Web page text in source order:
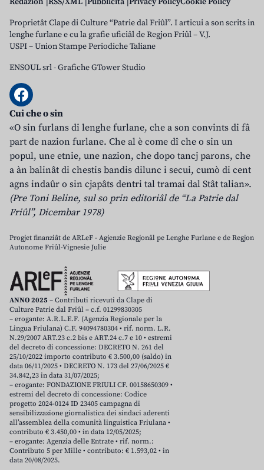
Proprietât Clape di Culture “Patrie dal Friûl”. I articui a son scrits in
lenghe furlane e cu la grafie uficiâl de Regjon Friûl – V.J.
USPI – Union Stampe Periodiche Taliane
ENSOUL srl-Grafiche GTower Studio
Cui che o sin
«O sin furlans di lenghe furlane, che a son convints di fâ
part de nazion furlane. Che al è come dî che o sin un
popul, une etnie, une nazion, che dopo tancj parons, che
a àn balinât di chestis bandis dilunc i secui, cumò di cent
agns indaûr o sin cjapâts dentri tal tramai dal Stât talian».
(Pre Toni Beline, sul so prin editoriâl de “La Patrie dal
Friûl”, Dicembar 1978)
Progjet finanziât de ARLeF - Agjenzie Regjonâl pe Lenghe Furlane e de Regjon
Autonome Friûl-Vignesie Julie
ANNO 2025 – Contributi ricevuti da Clape di
Culture Patrie dal Friûl – c.f. 01299830305
– erogante: A.R.L.E.F. (Agenzia Regionale per la
Lingua Friulana) C.F. 94094780304 • rif. norm. L.R.
N.29/2007 ART.23 c.2 bis e ART.24 c.7 e 10 • estremi
del decreto di concessione: DECRETO N. 261 del
25/10/2022 importo contributo € 3.500,00 (saldo) in
data 06/11/2025 • DECRETO N. 173 del 27/06/2025 €
34.842,23 in data 31/07/2025;
– erogante: FONDAZIONE FRIULI CF. 00158650309 •
estremi del decreto di concessione: Codice
progetto 2024-0124 ID 23405 campagna di
sensibilizzazione giornalistica dei sindaci aderenti
all’assemblea della comunità linguistica Friulana •
contributo € 3.450,00 • in data 12/05/2025;
– erogante: Agenzia delle Entrate • rif. norm.:
Contributo 5 per Mille • contributo: € 1.593,02 • in
data 20/08/2025.